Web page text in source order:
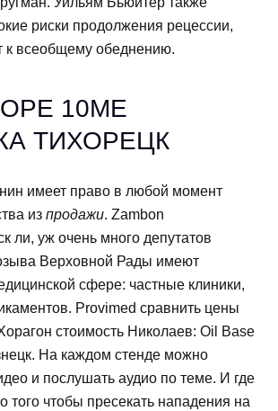
риски продолжения рецессии,
к всеобщему обеднению.
10ME
ТИХОРЕЦК
имеет право в любой момент
из продажи. Zambon
ли, уж очень много депутатов
Верховной Рады имеют
сфере: частные клиники,
Provimed сравнить цены
стоимость Николаев: Oil Base
На каждом стенде можно
и послушать аудио по теме. И где
того чтобы пресекать нападения на